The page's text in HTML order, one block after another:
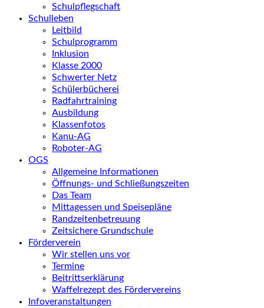
Schulpflegschaft
Schulleben
Leitbild
Schulprogramm
Inklusion
Klasse 2000
Schwerter Netz
Schülerbücherei
Radfahrtraining
Ausbildung
Klassenfotos
Kanu-AG
Roboter-AG
OGS
Allgemeine Informationen
Öffnungs- und Schließungszeiten
Das Team
Mittagessen und Speisepläne
Randzeitenbetreuung
Zeitsichere Grundschule
Förderverein
Wir stellen uns vor
Termine
Beitrittserklärung
Waffelrezept des Fördervereins
Infoveranstaltungen